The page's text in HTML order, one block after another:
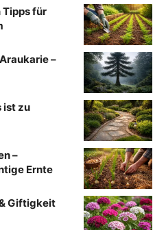
Tipps für
–
ist zu
–
Ernte
Giftigkeit